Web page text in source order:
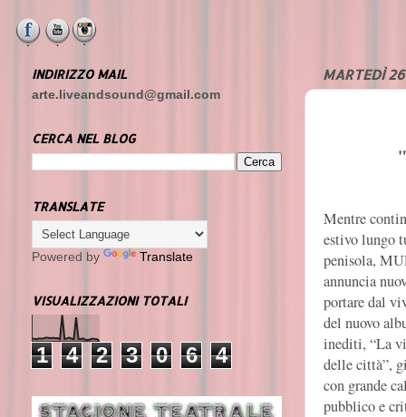
MARTEDÌ
Mentre
estivo lungo
penisola,
annuncia
portare dal
del nuovo
inediti, “La
delle città”,
con grande
pubblico e
INDIRIZZO MAIL
arte.liveandsound@gmail.com
CERCA NEL BLOG
TRANSLATE
Powered by Translate
VISUALIZZAZIONI TOTALI
1 4 2 3 0 6 4